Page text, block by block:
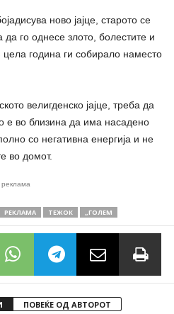
ново јајце, старото се
го однесе злото, болестите и
цела година ги собирало наместо
велигденско јајце, треба да
е во близина да има насадено
со негативна енергија и не
во домот.
реклама
РЕКЛАМА ТЕЖОК „ГОЛЕМ
ПОВЕЌЕ ОД АВТОРОТ